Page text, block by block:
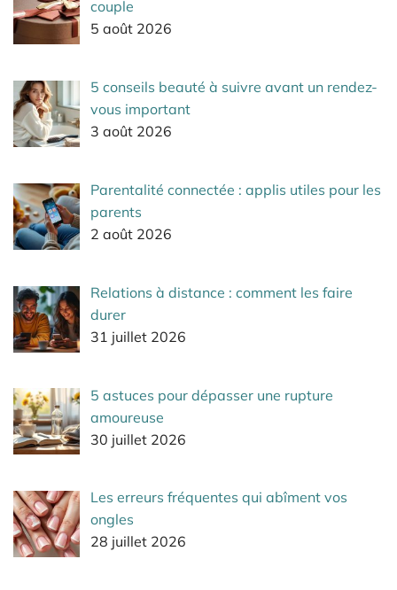
couple
5 août 2026
5 conseils beauté à suivre avant un rendez-
vous important
3 août 2026
Parentalité connectée : applis utiles pour les
parents
2 août 2026
Relations à distance : comment les faire
durer
31 juillet 2026
5 astuces pour dépasser une rupture
amoureuse
30 juillet 2026
Les erreurs fréquentes qui abîment vos
ongles
28 juillet 2026